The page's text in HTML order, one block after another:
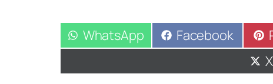
Compartir
en
WhatsApp Compartir
en
Facebook